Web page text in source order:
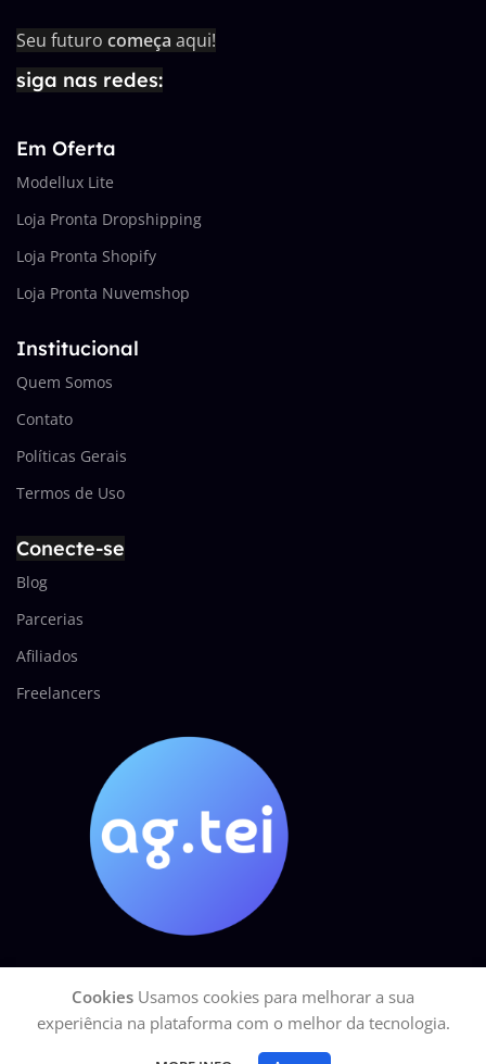
Seu futuro começa aqui!
siga nas redes:
Em Oferta
Modellux Lite
Loja Pronta Dropshipping
Loja Pronta Shopify
Loja Pronta Nuvemshop
Institucional
Quem Somos
Contato
Políticas Gerais
Termos de Uso
Conecte-se
Blog
Parcerias
Afiliados
Freelancers
AGÊNCIA TEI 2025 Todos os direitos reservados.GOOGLE Site Seguro
| CNPJ: 27.113.329/0001-15
Cookies Usamos cookies para melhorar a sua
experiência na plataforma com o melhor da tecnologia.